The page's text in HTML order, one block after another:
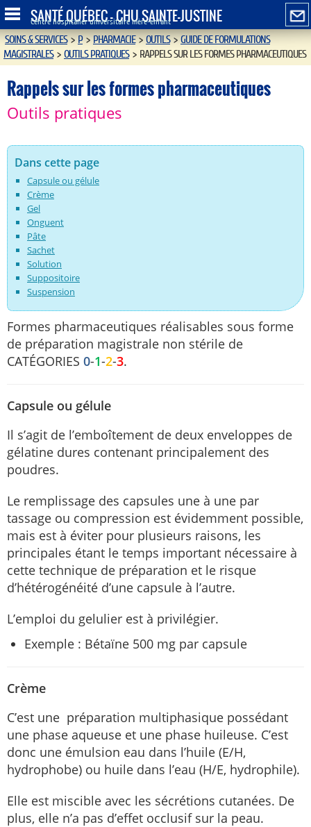
SANTÉ QUÉBEC - CHU SAINTE-JUSTINE
Centre hospitalier universitaire mère-enfant
SOINS & SERVICES>P>PHARMACIE>OUTILS>GUIDE DE FORMULATIONS
MAGISTRALES > OUTILS PRATIQUES > RAPPELS SUR LES FORMES PHARMACEUTIQUES
Rappels sur les formes pharmaceutiques
Outils pratiques
Dans cette page
Capsule ou gélule
Crème
Gel
Onguent
Pâte
Sachet
Solution
Suppositoire
Suspension
Formes pharmaceutiques réalisables sous forme
de préparation magistrale non stérile de
CATÉGORIES 0-1-2-3.
Capsule ou gélule
Il s’agit de l’emboîtement de deux enveloppes de
gélatine dures contenant principalement des
poudres.
Le remplissage des capsules une à une par
tassage ou compression est évidemment possible,
mais est à éviter pour plusieurs raisons, les
principales étant le temps important nécessaire à
cette technique de préparation et le risque
d’hétérogénéité d’une capsule à l’autre.
L’emploi du gelulier est à privilégier.
Exemple : Bétaïne 500 mg par capsule
Crème
C’est une préparation multiphasique possédant
une phase aqueuse et une phase huileuse. C’est
donc une émulsion eau dans l’huile (E/H,
hydrophobe) ou huile dans l’eau (H/E, hydrophile).
Elle est miscible avec les sécrétions cutanées. De
plus, elle n’a pas d’effet occlusif sur la peau.